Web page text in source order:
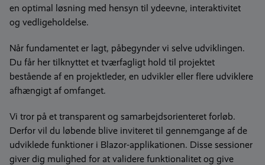
en optimal løsning med hensyn til ydeevne, interaktivitet
og vedligeholdelse.
Når fundamentet er lagt, påbegynder vi selve udviklingen.
Du får her tilknyttet et tværfagligt hold til projektet
bestående af en projektleder, en udvikler eller flere udviklere
afhængigt af omfanget.
Vi tror på et transparent og samarbejdsorienteret forløb.
Derfor vil du løbende blive inviteret til gennemgange af de
udviklede funktioner i Blazor-applikationen. Disse sessioner
giver dig mulighed for at validere funktionalitet og give